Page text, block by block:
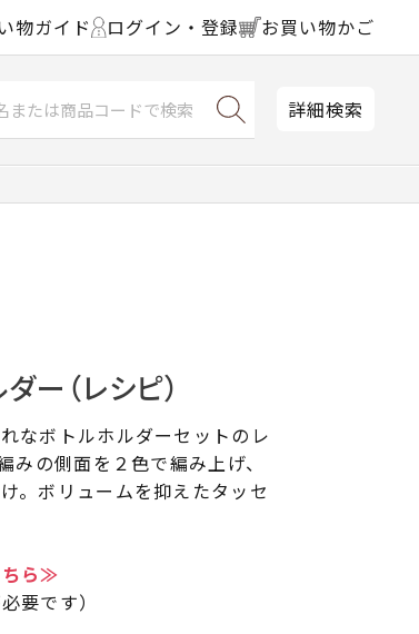
物ガイド ログイン・登録 お買い物かご
詳細検索
ー（レシピ）
なボトルホルダーセットのレ
の側面を２色で編み上げ、
。ボリュームを抑えたタッセ
ちら≫
要です）